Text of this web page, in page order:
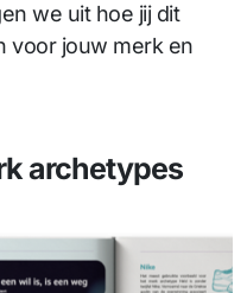
we uit hoe jij dit
voor jouw merk en
archetypes